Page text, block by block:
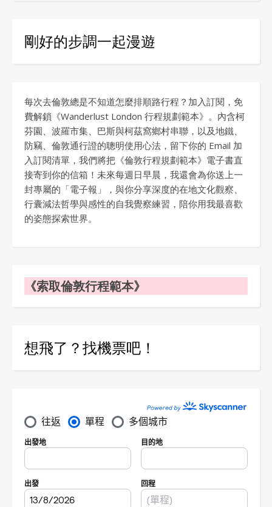
剛好的步調一起漫遊
每次去倫敦總是不知道怎麼排順路行程？加入訂閱，免
費解鎖《Wanderlust London 行程規劃範本》。內含柯
芬園、波羅市集、巴斯與柯茲窩鄉村串聯，以及地鐵、
防竊、倫敦通行證的聰明使用心法，留下你的 Email 加
入訂閱清單，我們將把《倫敦行程規劃範本》電子書直
接寄到你的信箱！未來每週日早晨，我還會為你送上一
封專屬的「電子報」，與你分享深度的在地文化觀察、
行囊減法哲學與感性的自我覺察練習，陪你用我最喜歡
的姿態探索世界。
《索取倫敦行程範本》
想飛了？找機票吧！